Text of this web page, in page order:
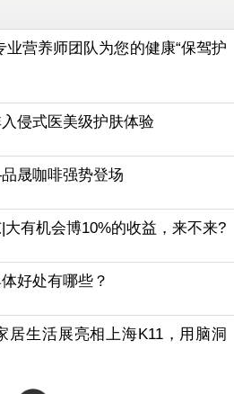
营养师团队为您的健康“保驾护
侵式医美级护肤体验
晟咖啡强势登场
有机会博10%的收益，来不来?
好处有哪些？
居生活展亮相上海K11，用脑洞